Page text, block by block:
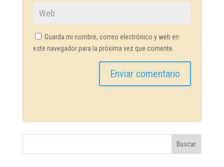
Guarda mi nombre, correo electrónico y web en
este navegador para la próxima vez que comente.
Buscar